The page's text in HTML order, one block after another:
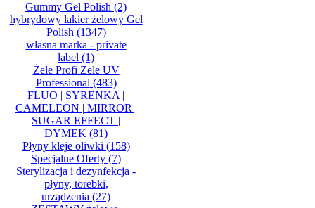
Gummy Gel Polish (2)
hybrydowy lakier żelowy Gel
Polish (1347)
własna marka - private
label (1)
Żele Profi Zele UV
Professional (483)
FLUO | SYRENKA |
CAMELEON | MIRROR |
SUGAR EFFECT |
DYMEK (81)
Płyny kleje oliwki (158)
Specjalne Oferty (7)
Sterylizacja i dezynfekcja -
płyny, torebki,
urządzenia (27)